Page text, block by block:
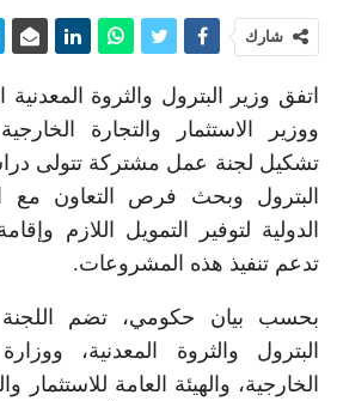
شارك
اتفق وزير البترول والثروة
ووزير الاستثمار والتجارة
تشكيل لجنة عمل مشتركة تتولى
البترول وبحث فرص التعاون مع
الدولية لتوفير التمويل اللازم
تدعم تنفيذ هذه المشروعات.
بحسب بيان حكومي، تضم
البترول والثروة المعدنية،
الخارجية، والهيئة العامة للاستثمار